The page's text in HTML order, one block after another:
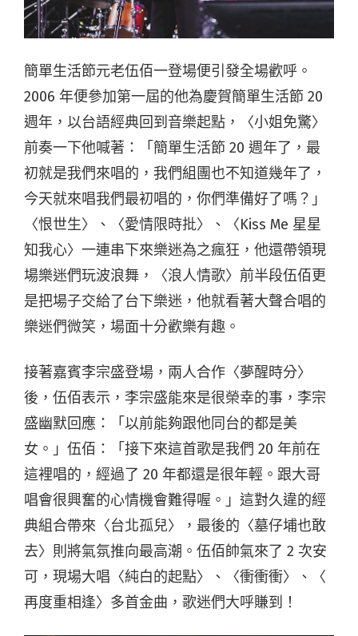
簡單生活節元老伍佰一登場便引發全場歡呼。
2006 年便參加第一屆的他為慶賀簡單生活節 20
週年，以台語經典回到音樂起點，〈小姐免驚〉
前奏一下他喊著：「簡單生活節 20 週年了，最
初就是我們來唱的，我們組團也不知道幾年了，
今天就來唱我們最初唱的，你們準備好了嗎？」
〈恨世生〉、〈愛情限時批〉、〈Kiss Me 星星
知我心〉一連串下來樂迷為之瘋狂，他還帶領現
場樂迷們玩波浪舞，〈浪人情歌〉前半段伍佰更
是把場子交給了台下樂迷，他就看著大聲合唱的
樂迷們微笑，場面十分歡樂有趣。
接著嘉賓李宗盛登場，兩人合作〈夢醒時分〉
後，伍佰表示，李宗盛能來是很榮幸的事，李宗
盛幽默回應：「以前能夠跟他同台的都是美
女。」伍佰：「接下來這首歌是我們 20 年前在
這裡唱的，經過了 20 年都還是很年輕。跟大哥
唱會很興奮的心情機會難得喔。」這對久違的經
典組合帶來〈台北孤兒〉，最後的〈墓仔埔也敢
去〉則將氣氛推向最高潮。伍佰帥氣來了 2 次安
可，現場大唱〈純白的起點〉、〈衝衝衝〉、〈
再度重相逢〉多首金曲，歌迷們大呼賺到！